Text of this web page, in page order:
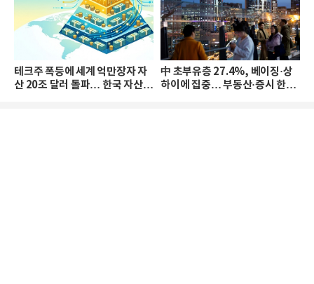
테크주 폭등에 세계 억만장자 자
산 20조 달러 돌파… 한국 자산
中 초부유층 27.4%, 베이징·상
하이에 집중… 부동산·증시 한파